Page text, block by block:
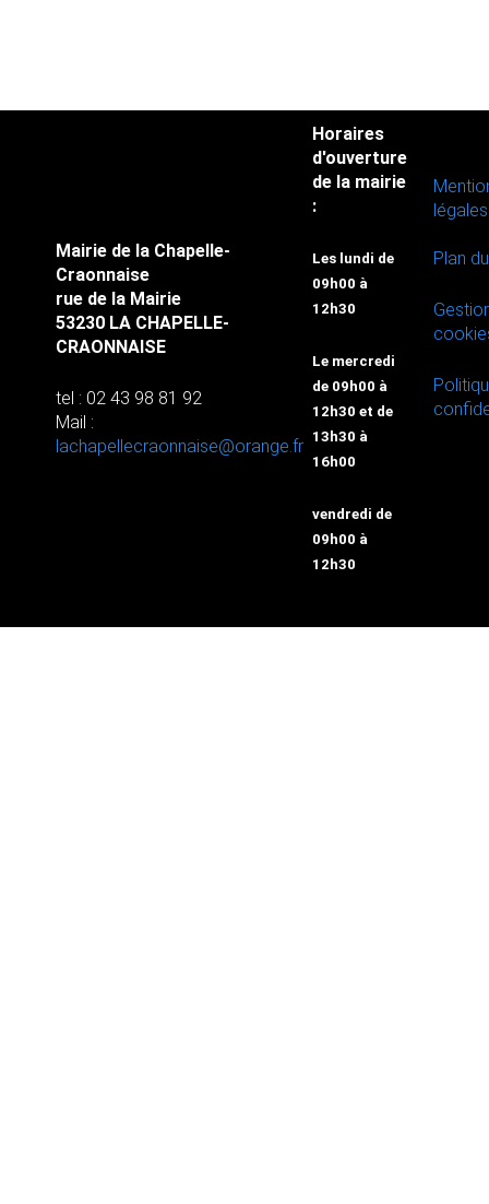
Mairie de la Chapelle-
Craonnaise
rue de la Mairie
53230 LA CHAPELLE-
CRAONNAISE
tel : 02 43 98 81 92
Mail :
lachapellecraonnaise@orange.fr
Horaires
d'ouverture
de la mairie
:
Les lundi de
09h00 à
12h30
Le mercredi
de 09h00 à
12h30 et de
13h30 à
16h00
vendredi de
09h00 à
12h30
légales
Plan